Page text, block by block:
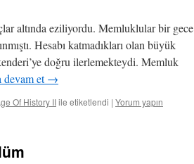
altında eziliyordu. Memluklular bir gece
Hesabı katmadıkları olan büyük
doğru ilerlemekteydi. Memluk
devam et→
Of History IIile etiketlendi | Yorum yapın